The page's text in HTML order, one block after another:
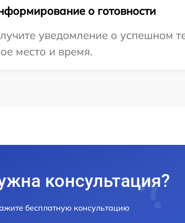
о готовности
уведомление о успешном
место и время.
консультация?
бесплатную консультацию